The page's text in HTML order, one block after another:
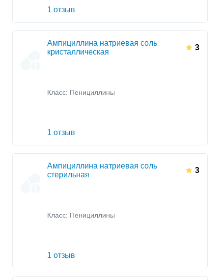
1 отзыв
Ампициллина натриевая соль
кристаллическая
3
Класс: Пенициллины
1 отзыв
Ампициллина натриевая соль
стерильная
3
Класс: Пенициллины
1 отзыв